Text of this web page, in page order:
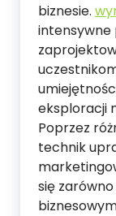
biznesie.
intensywne
eksploracji
Poprzez
technik
się